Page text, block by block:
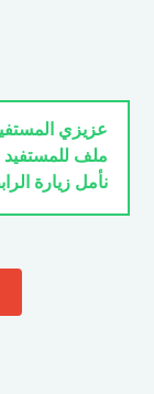
عزيزي
ملف للمستفيد
نأمل زيارة